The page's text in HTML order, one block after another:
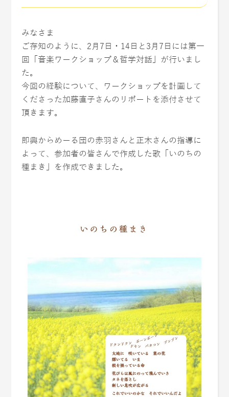
みなさま
ご存知のように、2月7日・14日と3月7日には第一
回「音楽ワークショップ＆哲学対話」が行いまし
た。
今回の経験について、ワークショップを計画して
くださった加藤直子さんのリポートを添付させて
頂きます。
即興からめーる団の赤羽さんと正木さんの指導に
よって、参加者の皆さんで作成した歌「いのちの
種まき」を作成できました。